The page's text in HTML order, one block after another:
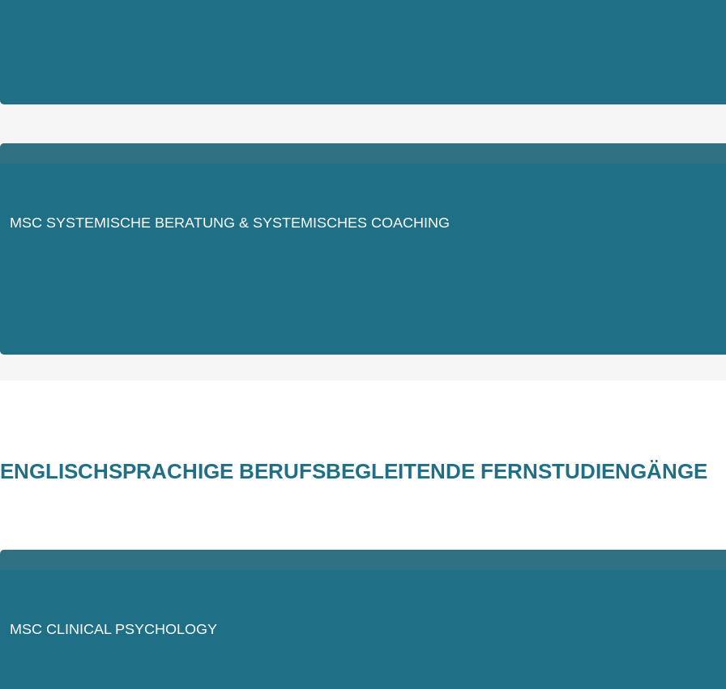
MSC SYSTEMISCHE BERATUNG & SYSTEMISCHES COACHING
ENGLISCHSPRACHIGE BERUFSBEGLEITENDE FERNSTUDIENGÄNGE
MSC CLINICAL PSYCHOLOGY